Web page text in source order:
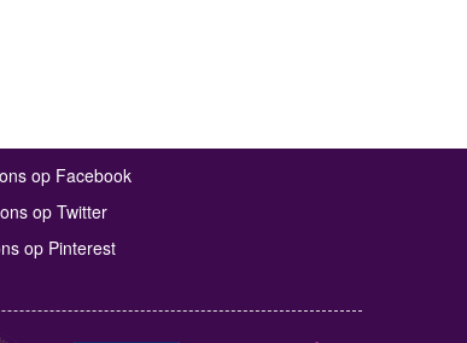
op Facebook
op Twitter
op Pinterest